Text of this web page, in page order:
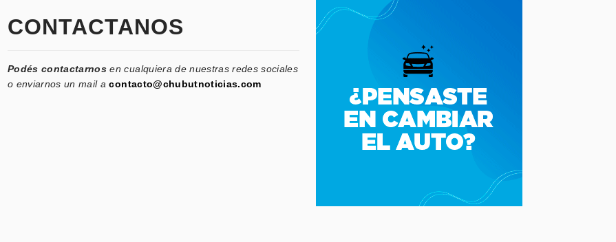
CONTACTANOS
Podés contactarnos en cualquiera de nuestras redes sociales
o enviarnos un mail acontacto@chubutnoticias.com